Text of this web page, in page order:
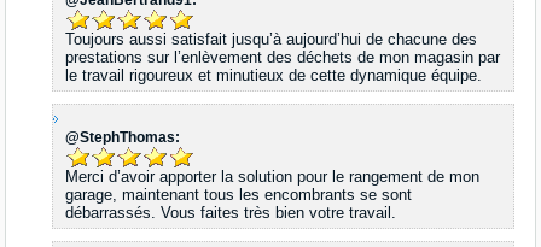
Toujours aussi satisfait jusqu’à aujourd’hui de chacune des
prestations sur l’enlèvement des déchets de mon magasin par
le travail rigoureux et minutieux de cette dynamique équipe.
@StephThomas:
Merci d’avoir apporter la solution pour le rangement de mon
garage, maintenant tous les encombrants se sont
débarrassés. Vous faites très bien votre travail.